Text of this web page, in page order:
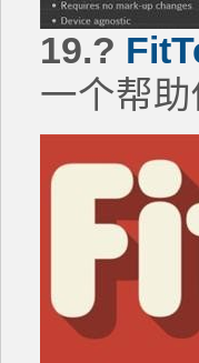
19.?
一个帮